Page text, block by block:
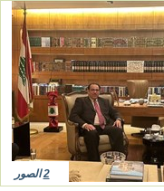
منها بعيداً عن التباينات
لالتقاط الفرصة المتاحة
السياسية والإقتصادية".
لتلتقي القيادات كافة على
من العدوان الإسرائيلي
عن أي رهان خاطئ أثبتت كل
توفير أي استقرار للبنان.
أن نكون المبادرين في إرساء
انتظار استقرار الدول الأخرى
للحل عبر لجنة مراقبة
وترؤس السفير سيمون
الواسعة، الجانب
2الصور